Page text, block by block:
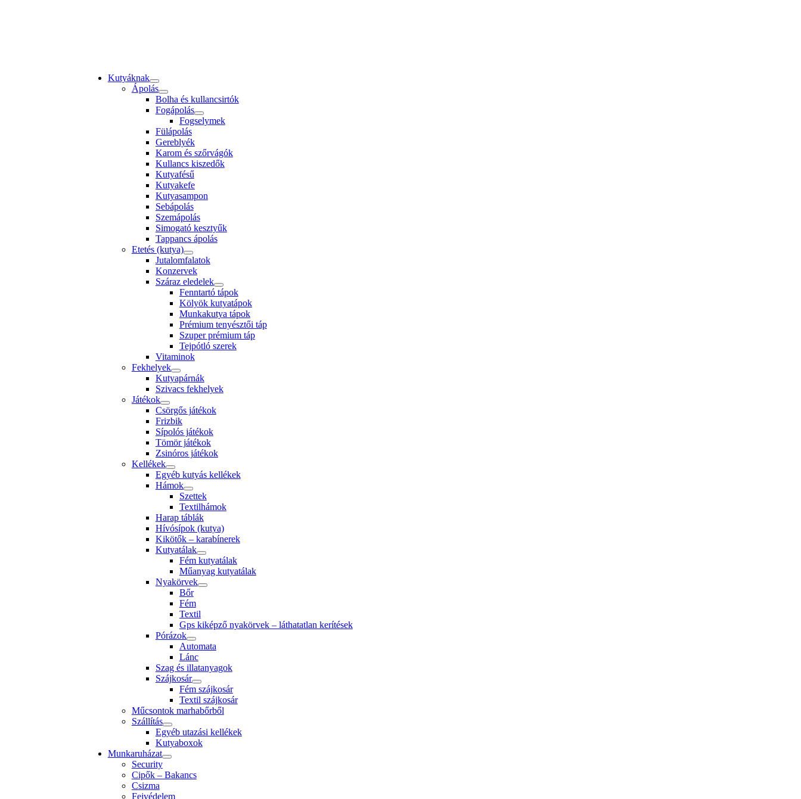
Kutyáknak
Ápolás
Bolha és kullancsirtók
Fogápolás
Fogselymek
Fülápolás
Gereblyék
Karom és szőrvágók
Kullancs kiszedők
Kutyafésű
Kutyakefe
Kutyasampon
Sebápolás
Szemápolás
Simogató kesztyűk
Tappancs ápolás
Etetés (kutya)
Jutalomfalatok
Konzervek
Száraz eledelek
Fenntartó tápok
Kölyök kutyatápok
Munkakutya tápok
Prémium tenyésztői táp
Szuper prémium táp
Tejpótló szerek
Vitaminok
Fekhelyek
Kutyapárnák
Szivacs fekhelyek
Játékok
Csörgős játékok
Frizbik
Sípolós játékok
Tömör játékok
Zsinóros játékok
Kellékek
Egyéb kutyás kellékek
Hámok
Szettek
Textilhámok
Harap táblák
Hívósípok (kutya)
Kikötők – karabínerek
Kutyatálak
Fém kutyatálak
Műanyag kutyatálak
Nyakörvek
Bőr
Fém
Textil
Gps kiképző nyakörvek – láthatatlan kerítések
Pórázok
Automata
Lánc
Szag és illatanyagok
Szájkosár
Fém szájkosár
Textil szájkosár
Műcsontok marhabőrből
Szállítás
Egyéb utazási kellékek
Kutyaboxok
Munkaruházat
Security
Cipők – Bakancs
Csizma
Fejvédelem